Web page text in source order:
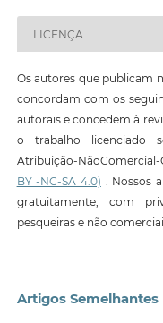
LICENÇA
Os autores que publicam
concordam com os
autorais e concedem à
o trabalho licenciado
Atribuição-
BY -NC-SA 4.0) . Nossos
gratuitamente, com
pesqueiras e não
Artigos Semelhantes